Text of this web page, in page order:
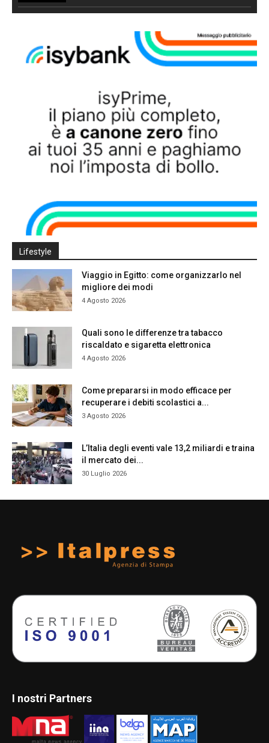
Lifestyle
Viaggio in Egitto: come organizzarlo nel
migliore dei modi
4 Agosto 2026
Quali sono le differenze tra tabacco
riscaldato e sigaretta elettronica
4 Agosto 2026
Come prepararsi in modo efficace per
recuperare i debiti scolastici a...
3 Agosto 2026
L’Italia degli eventi vale 13,2 miliardi e traina
il mercato dei...
30 Luglio 2026
I nostri Partners